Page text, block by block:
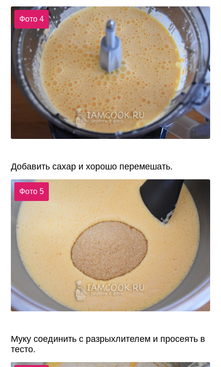
Фото 4
Добавить сахар и хорошо перемешать.
Фото 5
Муку соединить с разрыхлителем и просеять в
тесто.